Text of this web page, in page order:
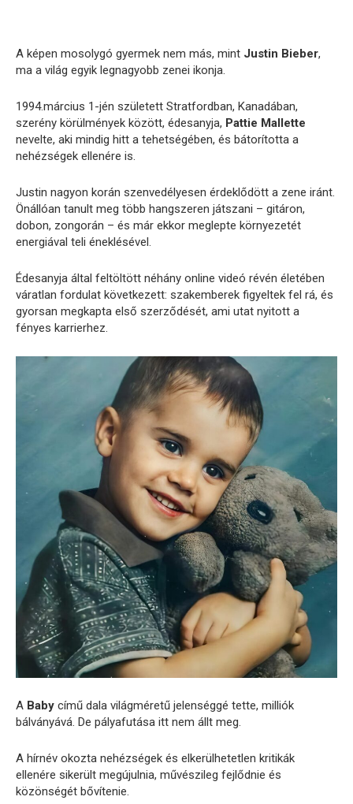
A képen mosolygó gyermek nem más, mint Justin Bieber,
ma a világ egyik legnagyobb zenei ikonja.
1994.március 1-jén született Stratfordban, Kanadában,
szerény körülmények között, édesanyja, Pattie Mallette
nevelte, aki mindig hitt a tehetségében, és bátorította a
nehézségek ellenére is.
Justin nagyon korán szenvedélyesen érdeklődött a zene iránt.
Önállóan tanult meg több hangszeren játszani – gitáron,
dobon, zongorán – és már ekkor meglepte környezetét
energiával teli éneklésével.
Édesanyja által feltöltött néhány online videó révén életében
váratlan fordulat következett: szakemberek figyeltek fel rá, és
gyorsan megkapta első szerződését, ami utat nyitott a
fényes karrierhez.
A Baby című dala világméretű jelenséggé tette, milliók
bálványává. De pályafutása itt nem állt meg.
A hírnév okozta nehézségek és elkerülhetetlen kritikák
ellenére sikerült megújulnia, művészileg fejlődnie és
közönségét bővítenie.